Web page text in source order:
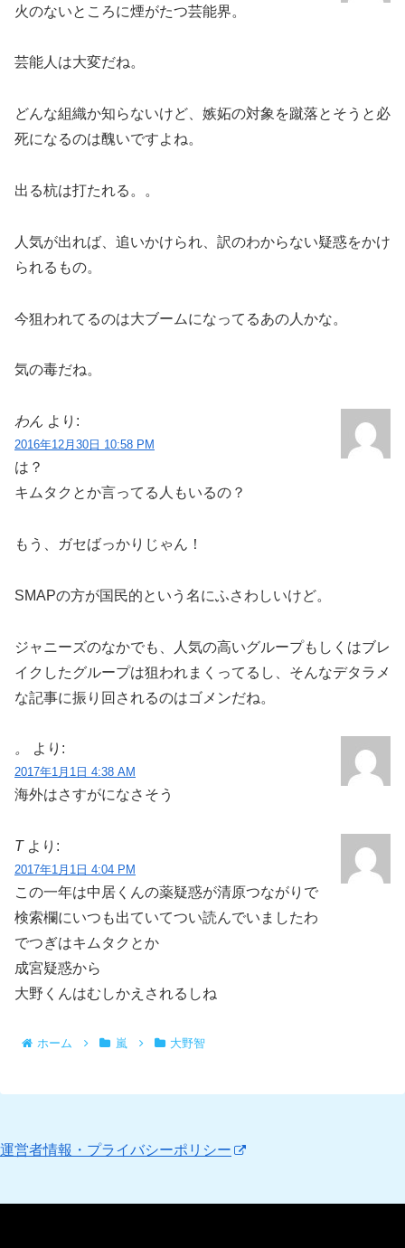
火のないところに煙がたつ芸能界。
芸能人は大変だね。
どんな組織か知らないけど、嫉妬の対象を蹴落とそうと必
死になるのは醜いですよね。
出る杭は打たれる。。
人気が出れば、追いかけられ、訳のわからない疑惑をかけ
られるもの。
今狙われてるのは大ブームになってるあの人かな。
気の毒だね。
わん より:
2016年12月30日 10:58 PM
は？
キムタクとか言ってる人もいるの？
もう、ガセばっかりじゃん！
SMAPの方が国民的という名にふさわしいけど。
ジャニーズのなかでも、人気の高いグループもしくはブレ
イクしたグループは狙われまくってるし、そんなデタラメ
な記事に振り回されるのはゴメンだね。
。 より:
2017年1月1日 4:38 AM
海外はさすがになさそう
T より:
2017年1月1日 4:04 PM
この一年は中居くんの薬疑惑が清原つながりで
検索欄にいつも出ていてつい読んでいましたわ
でつぎはキムタクとか
成宮疑惑から
大野くんはむしかえされるしね
ホーム 嵐 大野智
運営者情報・プライバシーポリシー